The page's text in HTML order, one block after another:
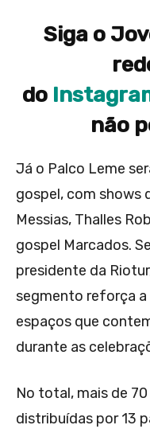
Siga o
do
não
Já o Palco Leme
gospel, com shows
Messias, Thalles
gospel Marcados.
presidente da
segmento reforça
espaços que
durante as
No total, mais de
distribuídas por 13